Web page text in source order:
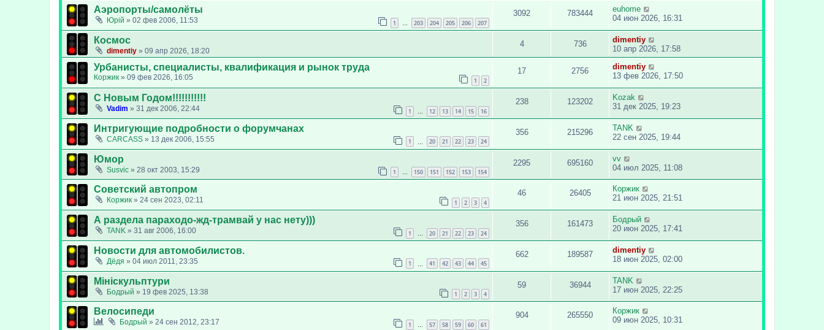
Аэропорты/самолёты
Юрій » 02 фев 2006, 11:53 1 … 203 204 205 206 207
3092 783444
euhome
04 июн 2026, 16:31
Космос
dimentiy » 09 апр 2026, 18:20
4 736
dimentiy
10 апр 2026, 17:58
Урбанисты, специалисты, квалификация и рынок труда
Коржик » 09 фев 2026, 16:05 1 2
17 2756
dimentiy
13 фев 2026, 17:50
С Новым Годом!!!!!!!!!!!
Vadim » 31 дек 2006, 22:44 1 12 13 14 15 16
238 123202
Kozak
31 дек 2025, 19:23
Интригующие подробности о форумчанах
CARCASS » 13 дек 2006, 15:55 1 20 21 22 23 24
356 215296
TANK
22 сен 2025, 19:44
Юмор
Susvic » 28 окт 2003, 15:29 1 … 150 151 152 153 154
2295 695160
vv
04 июл 2025, 11:08
Советский автопром
Коржик » 24 сен 2023, 02:11 1 2 3 4
46 26405
Коржик
21 июн 2025, 21:51
А раздела параходо-жд-трамвай у нас нету)))
TANK » 31 авг 2006, 16:00 1 20 21 22 23 24
356 161473
Бодрый
20 июн 2025, 17:41
Новости для автомобилистов.
Дёдя » 04 июл 2011, 23:35 1 41 42 43 44 45
662 189587
dimentiy
18 июн 2025, 02:00
Мініскульптури
Бодрый » 19 фев 2025, 13:38 1 2 3 4
59 36944
TANK
17 июн 2025, 22:25
Велосипеди
Бодрый » 24 сен 2012, 23:17 1 … 57 58 59 60 61
904 265550
Коржик
09 июн 2025, 10:31